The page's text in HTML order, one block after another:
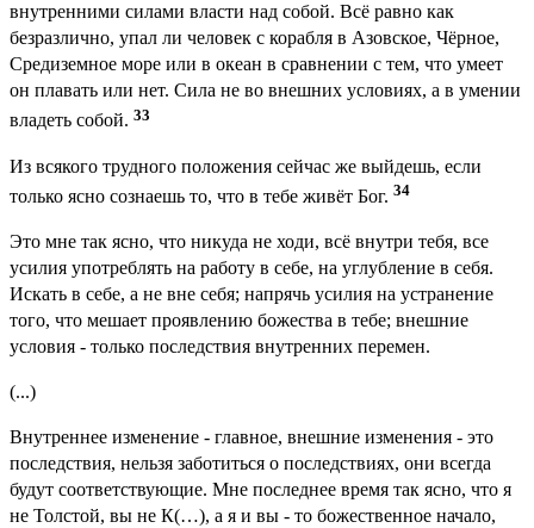
внутренними силами власти над собой. Всё равно как
безразлично, упал ли человек с корабля в Азовское, Чёрное,
Средиземное море или в океан в сравнении с тем, что умеет
он плавать или нет. Сила не во внешних условиях, а в умении
владеть собой. 33
Из всякого трудного положения сейчас же выйдешь, если
только ясно сознаешь то, что в тебе живёт Бог. 34
Это мне так ясно, что никуда не ходи, всё внутри тебя, все
усилия употреблять на работу в себе, на углубление в себя.
Искать в себе, а не вне себя; напрячь усилия на устранение
того, что мешает проявлению божества в тебе; внешние
условия - только последствия внутренних перемен.
(...)
Внутреннее изменение - главное, внешние изменения - это
последствия, нельзя заботиться о последствиях, они всегда
будут соответствующие. Мне последнее время так ясно, что я
не Толстой, вы не К(…), а я и вы - то божественное начало,